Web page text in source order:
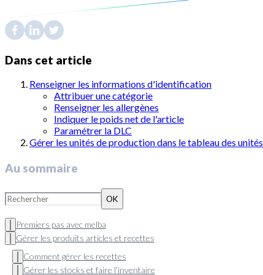
Dans cet article
Renseigner les informations d'identification
Attribuer une catégorie
Renseigner les allergènes
Indiquer le poids net de l'article
Paramétrer la DLC
Gérer les unités de production dans le tableau des unités
Au sommaire
OK
Premiers pas avec melba
Gérer les produits articles et recettes
Comment gérer les recettes
Gérer les stocks et faire l'inventaire